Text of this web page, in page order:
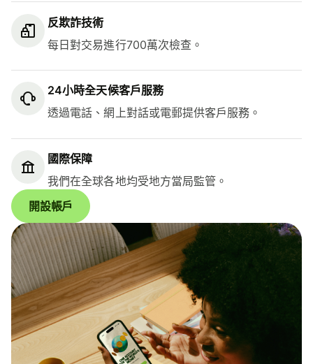
反欺詐技術
每日對交易進行700萬次檢查。
24小時全天候客戶服務
透過電話、網上對話或電郵提供客戶服務。
國際保障
我們在全球各地均受地方當局監管。
開設帳戶